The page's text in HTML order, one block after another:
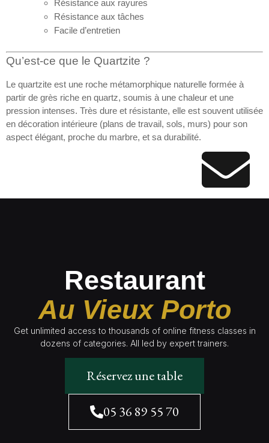
Résistance aux rayures
Résistance aux tâches
Facile d’entretien
Qu’est-ce que le Quartzite ?
Le quartzite est une roche métamorphique naturelle formée à
partir de grès riche en quartz, soumis à une chaleur et une
pression intenses. Très dure et résistante, elle est souvent utilisée
en décoration intérieure (plans de travail, sols, murs) pour son
aspect élégant, proche du marbre, et sa durabilité.
Restaurant
Au Vieux Porto
Get unlimited access to thousands of online fitness classes in
dozens of categories. All led by expert trainers.
Réservez une table
05 36 89 55 70